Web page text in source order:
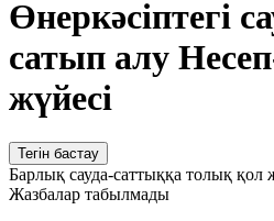
Өнеркәсіптегі
сатып алу
жүйесі
Тегін бастау
Барлық сауда-саттыққа толық қол
Жазбалар табылмады